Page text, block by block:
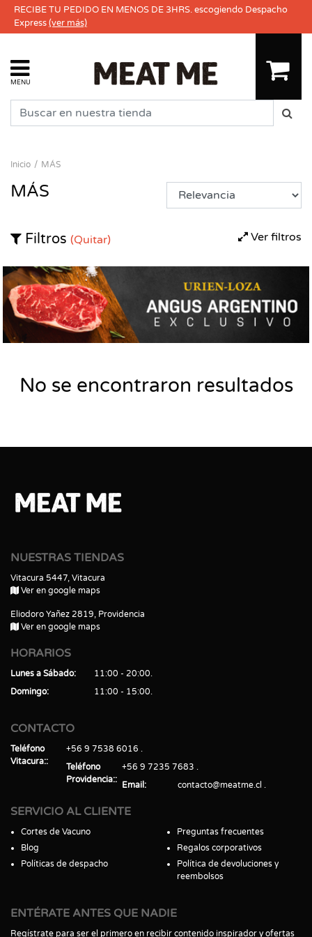
RECIBE TU PEDIDO EN MENOS DE 3HRS. escogiendo Despacho
Express(ver más)
MENU
Inicio MÁS
MÁS
Ver filtros
Filtros (Quitar)
No se encontraron resultados
NUESTRAS TIENDAS
Vitacura 5447, Vitacura
Ver en google maps
Eliodoro Yañez 2819, Providencia
Ver en google maps
HORARIOS
Lunes a Sábado
11:00 - 20:00
Domingo
11:00 - 15:00
CONTACTO
Teléfono
Vitacura:
+56 9 7538 6016
Teléfono
Providencia:
+56 9 7235 7683
Email
contacto@meatme.cl
SERVICIO AL CLIENTE
Cortes de Vacuno
Blog
Políticas de despacho
Preguntas frecuentes
Regalos corporativos
Política de devoluciones y
reembolsos
ENTÉRATE ANTES QUE NADIE
Regístrate para ser el primero en recibir contenido inspirador y ofertas